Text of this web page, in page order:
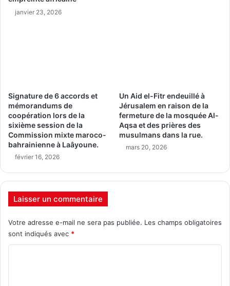
janvier 23, 2026
Signature de 6 accords et
mémorandums de
coopération lors de la
sixième session de la
Commission mixte maroco-
bahrainienne à Laâyoune.
février 16, 2026
Un Aid el-Fitr endeuillé à
Jérusalem en raison de la
fermeture de la mosquée Al-
Aqsa et des prières des
musulmans dans la rue.
mars 20, 2026
Laisser un commentaire
Votre adresse e-mail ne sera pas publiée. Les champs obligatoires
sont indiqués avec *